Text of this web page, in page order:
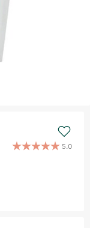
5.0